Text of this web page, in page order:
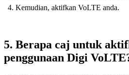
Kemudian, aktifkan VoLTE anda.
5. Berapa caj untuk
penggunaan Digi